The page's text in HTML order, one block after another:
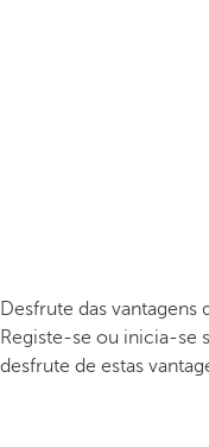
Desfrute das vantagens
Registe-se ou inicia-se
desfrute de estas